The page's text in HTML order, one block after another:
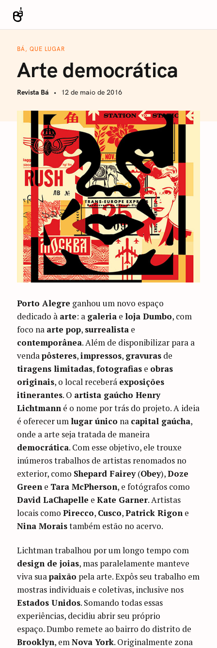
i
Revista Bá
BÁ, QUE LUGAR
Arte democrática
Revista Bá 12 de maio de 2016
Porto Alegre ganhou um novo espaço
dedicado à arte: a galeria eloja Dumbo, com
foco na arte pop, surrealista e
contemporânea. Além de disponibilizar para a
vendapôsteres,impressos, gravuras de
tiragens limitadas,fotografias e obras
originais, o local receberá exposições
itinerantes. O artista gaúcho Henry
Lichtmanné o nome por trás do projeto. A ideia
é oferecer umlugar único na capital gaúcha,
onde a arte seja tratada de maneira
democrática. Com esse objetivo, ele trouxe
inúmeros trabalhos de artistas renomados no
exterior, como Shepard Fairey(Obey),Doze
Greene Tara McPherson, e fotógrafos como
David LaChapelle eKate Garner. Artistas
locais comoPirecco, Cusco,Patrick Rigone
Nina Moraistambém estão no acervo.
Lichtman trabalhou por um longo tempo com
design de joias, mas paralelamente manteve
viva suapaixão pela arte. Expôs seu trabalho em
mostras individuais e coletivas, inclusive nos
Estados Unidos. Somando todas essas
experiências, decidiu abrir seu próprio
espaço. Dumbo remete ao bairro do distrito de
Brooklyn, emNova York. Originalmente zona